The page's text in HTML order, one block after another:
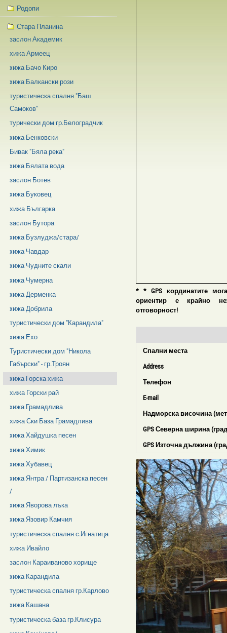
* * GPS кординатите
ориентир е крайно
отговорност!
Спални места
Address
Телефон
E-mail
Надморска височина
GPS Северна ширина
GPS Източна дължина
Родопи
Стара Планина
заслон Академик
хижа Армеец
xижа Бачо Киро
xижа Балкански рози
туристическа спалня "Баш
Самоков"
турически дом гр.Белоградчик
xижа Бенковски
Бивак "Бяла река"
xижа Бялата вода
заслон Ботев
xижа Буковец
хижа Българка
заслон Бутора
xижа Бузлуджа/стара/
xижа Чавдар
xижа Чудните скали
xижа Чумерна
xижа Дерменка
xижа Добрила
туристически дом "Карандила"
xижа Ехо
Туристически дом "Никола
Габърски" - гр.Троян
xижа Горска хижа
хижа Горски рай
xижа Грамадлива
хижа Ски База Грамадлива
xижа Хайдушка песен
xижа Химик
xижа Хубавец
xижа Янтра / Партизанска песен
/
xижа Яворова лъка
xижа Язовир Камчия
туристическа спалня с.Игнатица
хижа Ивайло
заслон Караиваново хорище
xижа Карандила
туристическа спалня гр.Карлово
xижа Кашана
туристическа база гр.Клисура